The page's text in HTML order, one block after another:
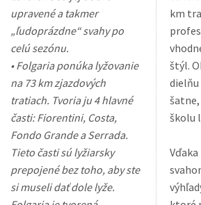
upravené a takmer
„ľudoprázdne“ svahy po
celú sezónu.
• Folgaria ponúka lyžovanie
na 73 km zjazdových
tratiach. Tvoria ju 4 hlavné
časti: Fiorentini, Costa,
Fondo Grande a Serrada.
Tieto časti sú lyžiarsky
prepojené bez toho, aby ste
si museli dať dole lyže.
km
štýl.
dielňu
šatne,
školu